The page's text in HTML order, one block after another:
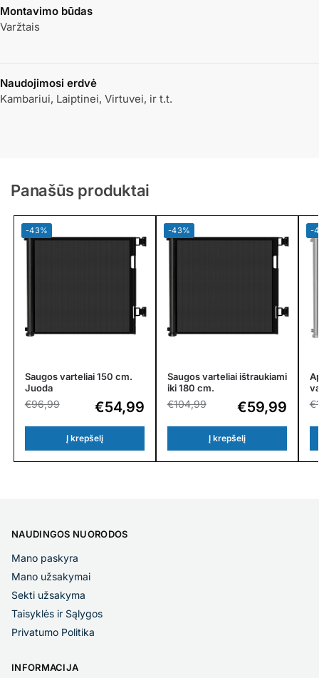
Montavimo būdas
Varžtais
Naudojimosi erdvė
Kambariui, Laiptinei, Virtuvei, ir t.t.
Panašūs produktai
-43%
Saugos varteliai 150 cm.
Juoda
€96,99 €54,99
Į krepšelį
-43%
Saugos varteliai ištraukiami
iki 180 cm.
€104,99 €59,99
Į krepšelį
-
€
NAUDINGOS NUORODOS
Mano paskyra
Mano užsakymai
Sekti užsakyma
Taisyklės ir Sąlygos
Privatumo Politika
INFORMACIJA